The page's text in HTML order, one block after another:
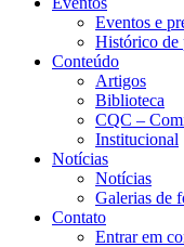
Eventos e
Histórico de
Conteúdo
Artigos
Biblioteca
CQC –
Institucional
Notícias
Notícias
Galerias de
Contato
Entrar em